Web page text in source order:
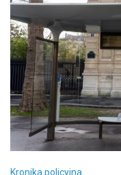
Kronika policyjna